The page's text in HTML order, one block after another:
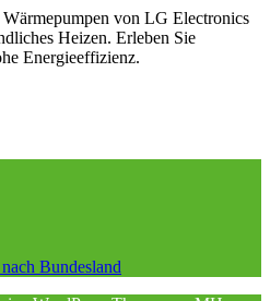
von LG Electronics
Heizen. Erleben Sie
Energieeffizienz.
Bundesland